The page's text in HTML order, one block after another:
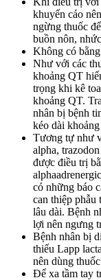
khuyến cáo
ngừng thuốc
buồn nôn,
Không có
Như với các
khoảng QT
trọng khi kê
khoảng QT.
nhân bị bệnh
kéo dài
Tương tự như
alpha,
được điều trị
có những báo
can thiệp phẫu
lâu dài. Bệnh
lợi nên ngưng
Bệnh nhân bị
thiếu Lapp
nên dùng
Để xa tầm tay